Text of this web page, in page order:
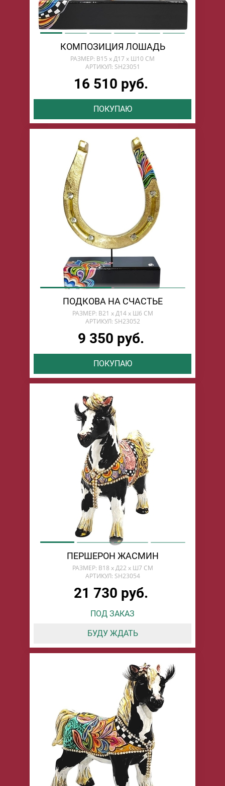
КОМПОЗИЦИЯ ЛОШАДЬ
РАЗМЕР: В15 х Д17 х Ш10 СМ
АРТИКУЛ: SH23051
16 510 руб.
ПОКУПАЮ
ПОДКОВА НА СЧАСТЬЕ
РАЗМЕР: В21 х Д14 х Ш6 СМ
АРТИКУЛ: SH23052
9 350 руб.
ПОКУПАЮ
ПЕРШЕРОН ЖАСМИН
РАЗМЕР: В18 х Д22 х Ш7 СМ
АРТИКУЛ: SH23054
21 730 руб.
ПОД ЗАКАЗ
БУДУ ЖДАТЬ